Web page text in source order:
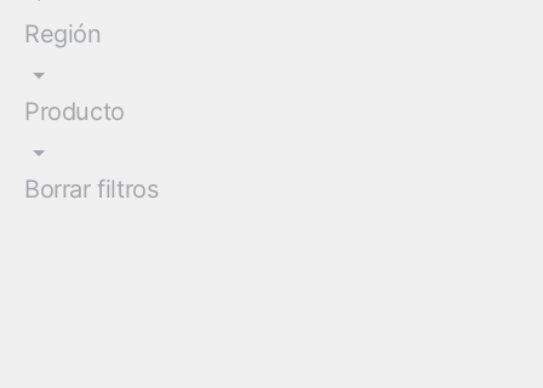
Región
Producto
Borrar filtros